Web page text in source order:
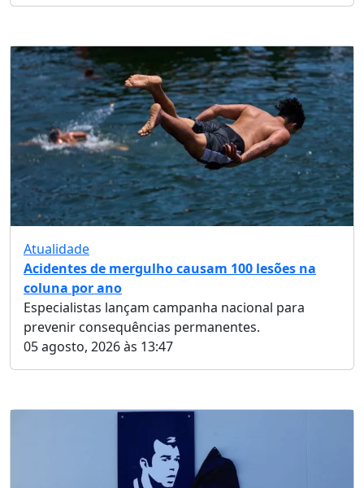
Atualidade
Acidentes de mergulho causam 100 lesões na
coluna por ano
Especialistas lançam campanha nacional para
prevenir consequências permanentes.
05 agosto, 2026 às 13:47